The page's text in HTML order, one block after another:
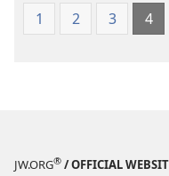
1 2 3 4
JW.ORG® / OFFICIAL